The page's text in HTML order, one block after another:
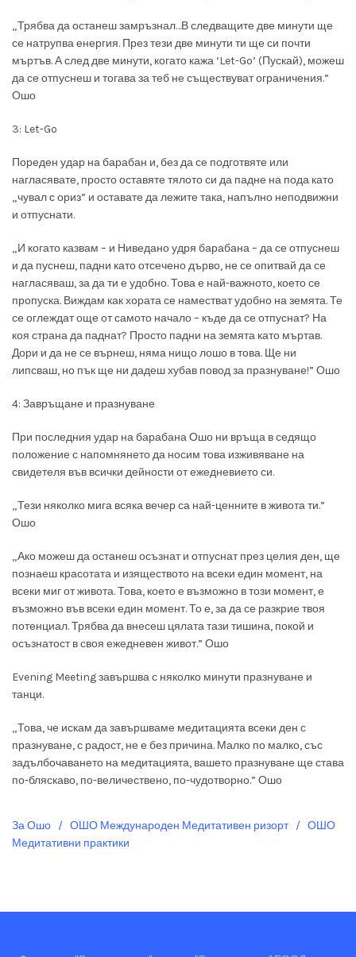
„Трябва да останеш замръзнал…В следващите две минути ще
се натрупва енергия. През тези две минути ти ще си почти
мъртъв. А след две минути, когато кажа ‘Let-Go’ (Пускай), можеш
да се отпуснеш и тогава за теб не съществуват ограничения.”
Ошо
3: Let-Go
Пореден удар на барабан и, без да се подготвяте или
нагласявате, просто оставяте тялото си да падне на пода като
„чувал с ориз” и оставате да лежите така, напълно неподвижни
и отпуснати.
„И когато казвам – и Ниведано удря барабана – да се отпуснеш
и да пуснеш, падни като отсечено дърво, не се опитвай да се
нагласяваш, за да ти е удобно. Това е най-важното, което се
пропуска. Виждам как хората се наместват удобно на земята. Те
се оглеждат още от самото начало – къде да се отпуснат? На
коя страна да паднат? Просто падни на земята като мъртав.
Дори и да не се върнеш, няма нищо лошо в това. Ще ни
липсваш, но пък ще ни дадеш хубав повод за празнуване!” Ошо
4: Завръщане и празнуване
При последния удар на барабана Ошо ни връща в седящо
положение с напомнянето да носим това изживяване на
свидетеля във всички дейности от ежедневието си.
„Тези няколко мига всяка вечер са най-ценните в живота ти.”
Ошо
„Ако можеш да останеш осъзнат и отпуснат през целия ден, ще
познаеш красотата и изяществото на всеки един момент, на
всеки миг от живота. Това, което е възможно в този момент, е
възможно във всеки един момент. То е, за да се разкрие твоя
потенциал. Трябва да внесеш цялата тази тишина, покой и
осъзнатост в своя ежедневен живот.” Ошо
Evening Meeting завършва с няколко минути празнуване и
танци.
„Това, че искам да завършваме медитацията всеки ден с
празнуване, с радост, не е без причина. Малко по малко, със
задълбочаването на медитацията, вашето празнуване ще става
по-бляскаво, по-величествено, по-чудотворно.” Ошо
За Ошо / ОШО Международен Медитативен ризорт/ ОШО
Медитативни практики